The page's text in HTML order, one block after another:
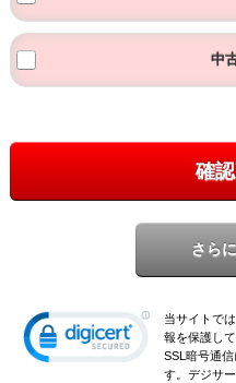
中
確
当サイトで
報を保護し
SSL暗号通
す。デジサ